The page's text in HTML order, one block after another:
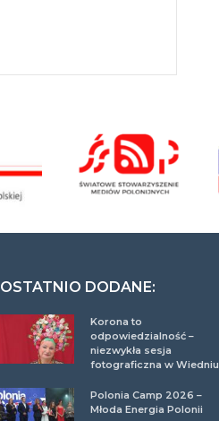
OSTATNIO DODANE:
Korona to
odpowiedzialność –
niezwykła sesja
fotograficzna w Wiedniu
Polonia Camp 2026 –
Młoda Energia Polonii